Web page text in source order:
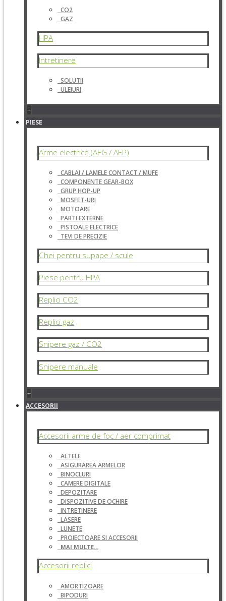
CO2
GAZ
HPA
Intretinere
SOLUTII
ULEIURI
+
PIESE
Arme electrice (AEG / AEP)
CABLAJ / LAMELE CONTACT / MUFE
COMPONENTE GEAR-BOX
GRUP HOP-UP
MOSFET-URI
MOTOARE
PARTI EXTERNE
PISTOALE ELECTRICE
TEVI DE PRECIZIE
Chei pentru supape / scule
Piese pentru HPA
Replici CO2
Replici gaz
Snipere gaz / CO2
Snipere manuale
+
ACCESORII
Accesorii arme de foc / aer comprimat
ALTELE
ASIGURAREA ARMELOR
BINOCLURI
CAMERE DIGITALE
DEPOZITARE
DISPOZITIVE DE OCHIRE
INTRETINERE
LASERE
LUNETE
PROIECTOARE SI ACCESORII
MAI MULTE...
Accesorii replici
AMORTIZOARE
BIPODURI